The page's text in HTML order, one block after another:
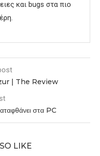
και bugs στα πιο
| The Review
στα PC
LIKE